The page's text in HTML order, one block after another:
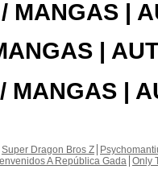
MANGAS |
|
MANGAS |
Super Dragon Bros Z
A República Gada Only